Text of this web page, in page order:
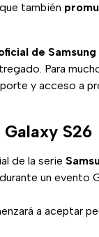
también
de
Para
y acceso a
S26
de la serie
un evento
a aceptar